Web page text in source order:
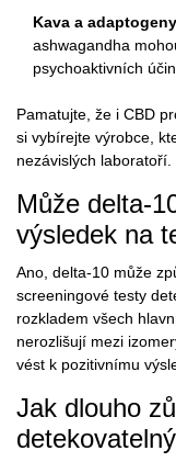
Kava a
ashwagandha
psychoaktivních
Pamatujte, že i CBD
si vybírejte výrobce,
nezávislých laboratoří.
Může delta-
výsledek na
Ano, delta-10 může
screeningové testy
rozkladem všech
nerozlišují mezi
vést k pozitivnímu
Jak dlouho